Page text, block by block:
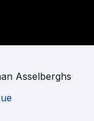
Asselberghs